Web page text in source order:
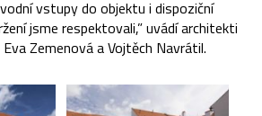
vstupy do objektu i dispoziční
jsme respektovali,” uvádí architekti
Zemenová a Vojtěch Navrátil.